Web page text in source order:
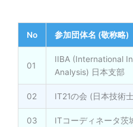
No 参加団体名 (敬称略)
01
IIBA (International
Analysis) 日本支部
02 IT21の会 (日本技術
03 ITコーディネータ茨